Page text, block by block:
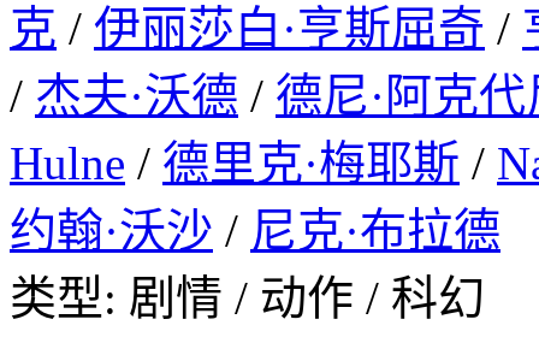
克 / 伊丽莎白·亨斯屈奇 /
/ 杰夫·沃德 / 德尼·阿克
Hulne / 德里克·梅耶斯 /
约翰·沃沙 / 尼克·布拉德
类型: 剧情 / 动作 / 科幻